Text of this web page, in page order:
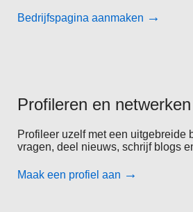
Bedrijfspagina aanmaken →
Profileren en netwerken
Profileer uzelf met een
vragen, deel nieuws, schrijf blogs
Maak een profiel aan →